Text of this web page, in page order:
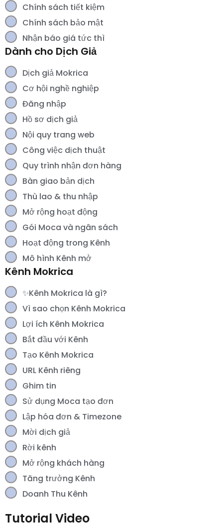
Chính sách tiết kiệm
Chính sách bảo mật
Nhận báo giá tức thì
Dành cho Dịch Giả
Dịch giả Mokrica
Cơ hội nghề nghiệp
Đăng nhập
Hồ sơ dịch giả
Nội quy trang web
Công việc dịch thuật
Quy trình nhận đơn hàng
Bàn giao bản dịch
Thù lao & thu nhập
Mở rộng hoạt động
Gói Moca và ngân sách
Hoạt động trong Kênh
Mô hình Kênh mở
Kênh Mokrica
✨Kênh Mokrica là gì?
Vì sao chọn Kênh Mokrica
Lợi ích Kênh Mokrica
Bắt đầu với Kênh
Tạo Kênh Mokrica
URL Kênh riêng
Ghim tin
Sử dụng Moca tạo đơn
Lập hóa đơn & Timezone
Mời dịch giả
Rời kênh
Mở rộng khách hàng
Tăng trưởng Kênh
Doanh Thu Kênh
Tutorial Video